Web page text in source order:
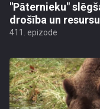
"Pāternieku"
drošība un
411. epizode